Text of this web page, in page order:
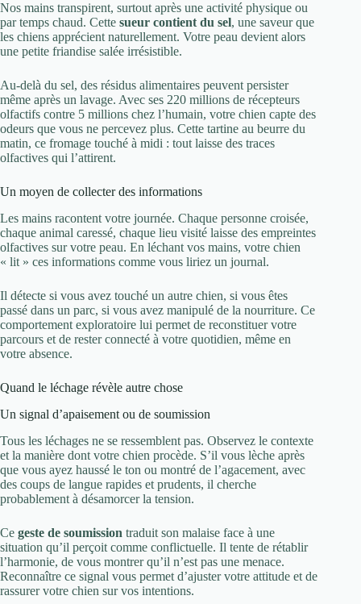
Nos mains transpirent, surtout après une activité physique ou
par temps chaud. Cette sueur contient du sel, une saveur que
les chiens apprécient naturellement. Votre peau devient alors
une petite friandise salée irrésistible.
Au-delà du sel, des résidus alimentaires peuvent persister
même après un lavage. Avec ses 220 millions de récepteurs
olfactifs contre 5 millions chez l’humain, votre chien capte des
odeurs que vous ne percevez plus. Cette tartine au beurre du
matin, ce fromage touché à midi : tout laisse des traces
olfactives qui l’attirent.
Un moyen de collecter des informations
Les mains racontent votre journée. Chaque personne croisée,
chaque animal caressé, chaque lieu visité laisse des empreintes
olfactives sur votre peau. En léchant vos mains, votre chien
« lit » ces informations comme vous liriez un journal.
Il détecte si vous avez touché un autre chien, si vous êtes
passé dans un parc, si vous avez manipulé de la nourriture. Ce
comportement exploratoire lui permet de reconstituer votre
parcours et de rester connecté à votre quotidien, même en
votre absence.
Quand le léchage révèle autre chose
Un signal d’apaisement ou de soumission
Tous les léchages ne se ressemblent pas. Observez le contexte
et la manière dont votre chien procède. S’il vous lèche après
que vous ayez haussé le ton ou montré de l’agacement, avec
des coups de langue rapides et prudents, il cherche
probablement à désamorcer la tension.
Ce geste de soumission traduit son malaise face à une
situation qu’il perçoit comme conflictuelle. Il tente de rétablir
l’harmonie, de vous montrer qu’il n’est pas une menace.
Reconnaître ce signal vous permet d’ajuster votre attitude et de
rassurer votre chien sur vos intentions.